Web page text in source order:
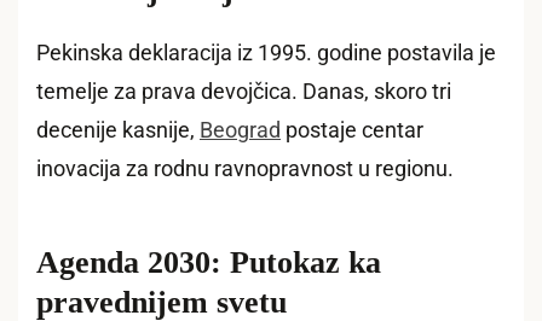
Pekinska deklaracija iz 1995. godine postavila je
temelje za prava devojčica. Danas, skoro tri
decenije kasnije, Beograd postaje centar
inovacija za rodnu ravnopravnost u regionu.
Agenda 2030: Putokaz ka
pravednijem svetu